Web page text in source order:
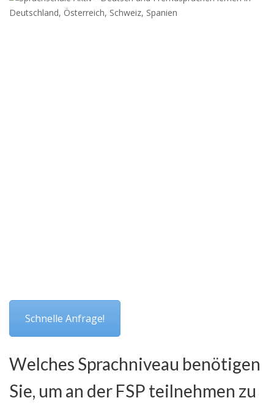
Schnelle Anfrage!
Welches Sprachniveau benötigen
Sie, um an der FSP teilnehmen zu